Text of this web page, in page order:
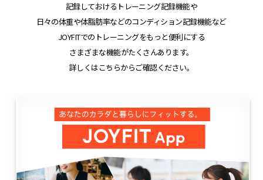
記録しておけるトレーニング記録機能や
日々の体重や体脂肪率などのコンディション記録機能など
JOYFITでのトレーニングをもっと便利にする
さまざまな機能がたくさんあります。
詳しくはこちらからご確認ください。